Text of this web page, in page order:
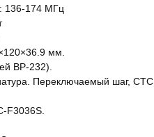
136-174 МГц
мм.
BP-232).
Переключаемый шаг,
F3036S.